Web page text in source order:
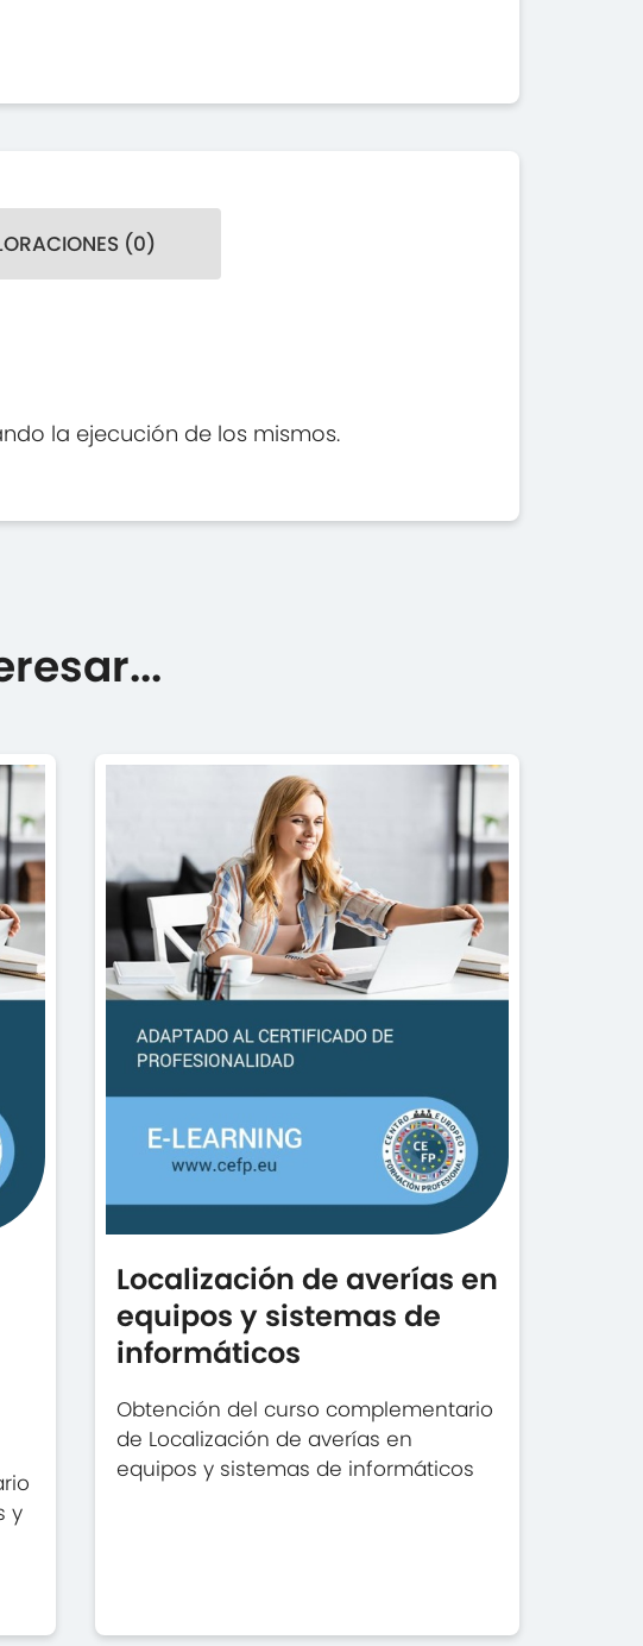
(0)
la ejecución de los mismos.
y
Localización de averías en
equipos y sistemas de
informáticos
Obtención del curso complementario
de Localización de averías en
equipos y sistemas de informáticos